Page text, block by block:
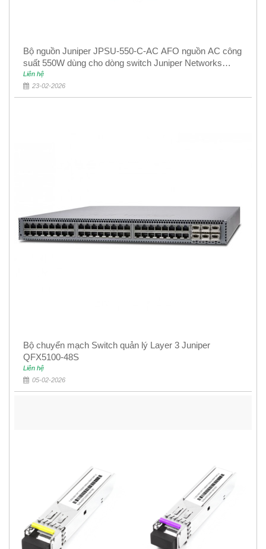
Bộ nguồn Juniper JPSU-550-C-AC AFO nguồn AC công
suất 550W dùng cho dòng switch Juniper Networks
EX4400
Liên hệ
23-02-2026
Bộ chuyển mạch Switch quản lý Layer 3 Juniper
QFX5100-48S
Liên hệ
05-02-2026